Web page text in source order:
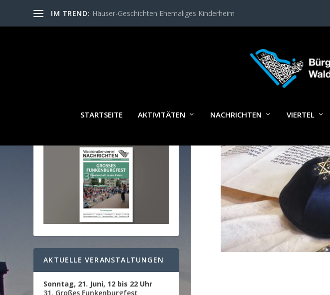
IM TREND: Häuser-Geschichten Ehemaliges Kinderheim
STARTSEITE AKTIVITÄTEN NACHRICHTEN VIERTEL
AG_JL_SHTTRSTCK
WALDSTRASSENVIERTEL N
AKTUELLE VERANSTALTUNGEN
Sonntag, 21. Juni, 12 bis 22 Uhr
31. Großes Funkenburgfest